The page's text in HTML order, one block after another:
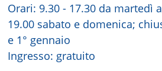
Orari: 9.30 - 17.30 da martedì
19.00 sabato e domenica;
e 1° gennaio
Ingresso: gratuito